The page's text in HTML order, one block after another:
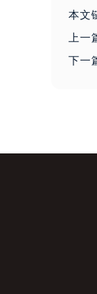
本文
上一
下一